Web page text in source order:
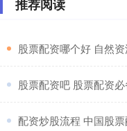
推荐阅读
股票配资哪个好 自然
股票配资吧 股票配资
配资炒股流程 中国股